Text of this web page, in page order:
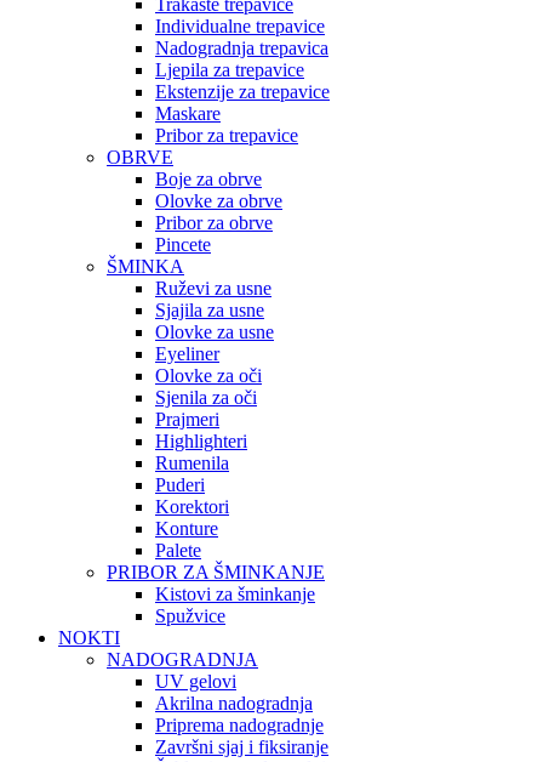
Trakaste trepavice
Individualne trepavice
Nadogradnja trepavica
Ljepila za trepavice
Ekstenzije za trepavice
Maskare
Pribor za trepavice
OBRVE
Boje za obrve
Olovke za obrve
Pribor za obrve
Pincete
ŠMINKA
Ruževi za usne
Sjajila za usne
Olovke za usne
Eyeliner
Olovke za oči
Sjenila za oči
Prajmeri
Highlighteri
Rumenila
Puderi
Korektori
Konture
Palete
PRIBOR ZA ŠMINKANJE
Kistovi za šminkanje
Spužvice
NOKTI
NADOGRADNJA
UV gelovi
Akrilna nadogradnja
Priprema nadogradnje
Završni sjaj i fiksiranje